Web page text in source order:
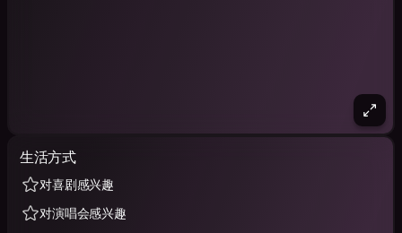
生活方式
对喜剧感兴趣
对演唱会感兴趣